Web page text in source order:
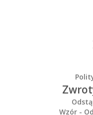
Wzór -